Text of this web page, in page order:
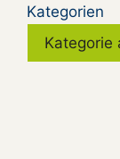
Kategorien